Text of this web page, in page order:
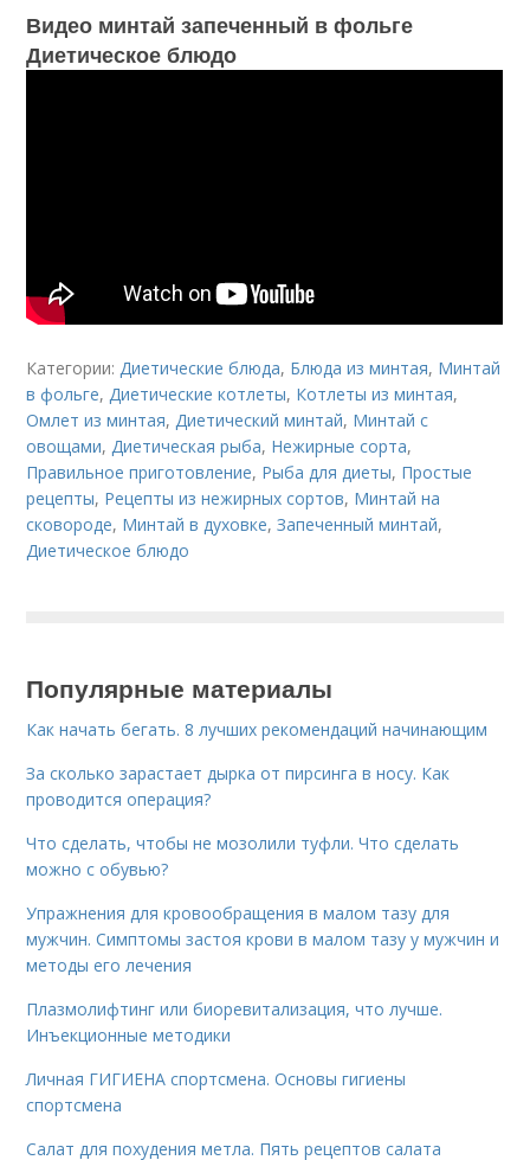
Видео минтай запеченный в фольге
Диетическое блюдо
Категории:Диетические блюда, Блюда из минтая, Минтай
в фольге,Диетические котлеты, Котлеты из минтая,
Омлет из минтая,Диетический минтай, Минтай с
овощами,Диетическая рыба, Нежирные сорта,
Правильное приготовление, Рыба для диеты, Простые
рецепты, Рецепты из нежирных сортов, Минтай на
сковороде, Минтай в духовке,Запеченный минтай,
Диетическое блюдо
Популярные материалы
Как начать бегать. 8 лучших рекомендаций начинающим
За сколько зарастает дырка от пирсинга в носу. Как
проводится операция?
Что сделать, чтобы не мозолили туфли. Что сделать
можно с обувью?
Упражнения для кровообращения в малом тазу для
мужчин. Симптомы застоя крови в малом тазу у мужчин и
методы его лечения
Плазмолифтинг или биоревитализация, что лучше.
Инъекционные методики
Личная ГИГИЕНА спортсмена. Основы гигиены
спортсмена
Салат для похудения метла. Пять рецептов салата